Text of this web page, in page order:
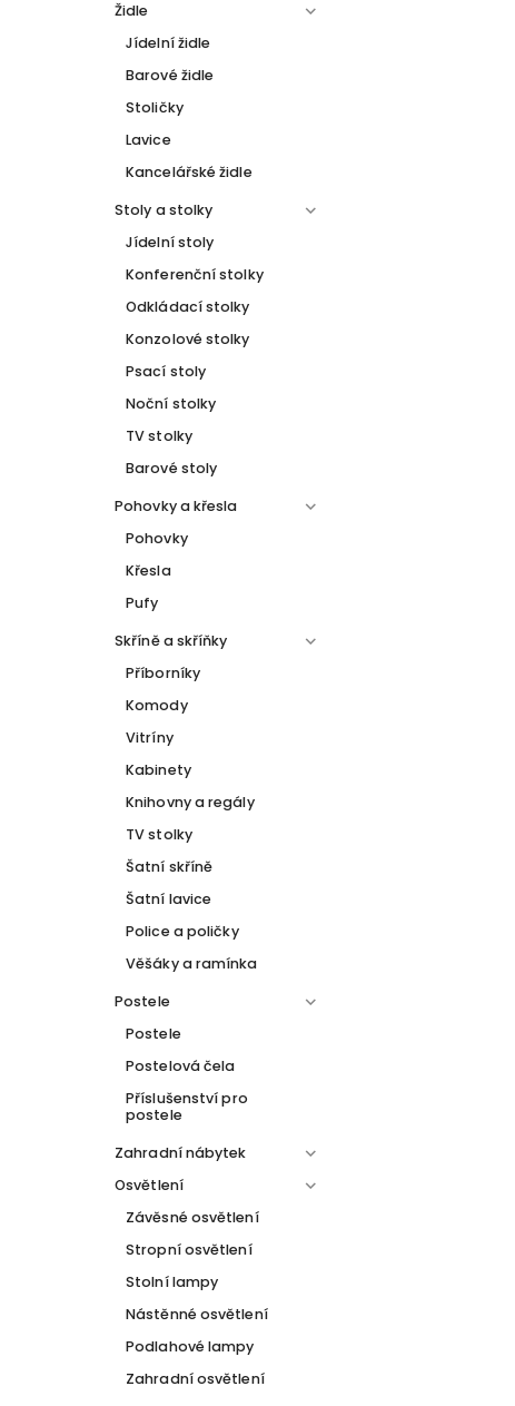
Židle
Jídelní židle
Barové židle
Stoličky
Lavice
Kancelářské židle
Stoly a stolky
Jídelní stoly
Konferenční stolky
Odkládací stolky
Konzolové stolky
Psací stoly
Noční stolky
TV stolky
Barové stoly
Pohovky a křesla
Pohovky
Křesla
Pufy
Skříně a skříňky
Příborníky
Komody
Vitríny
Kabinety
Knihovny a regály
TV stolky
Šatní skříně
Šatní lavice
Police a poličky
Věšáky a ramínka
Postele
Postele
Postelová čela
Příslušenství pro
postele
Zahradní nábytek
Osvětlení
Závěsné osvětlení
Stropní osvětlení
Stolní lampy
Nástěnné osvětlení
Podlahové lampy
Zahradní osvětlení